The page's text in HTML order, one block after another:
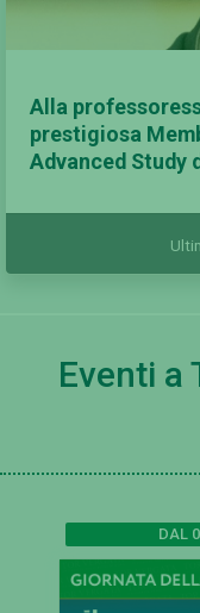
Alla
prestigiosa
Advanced Study
Eventi a
DAL